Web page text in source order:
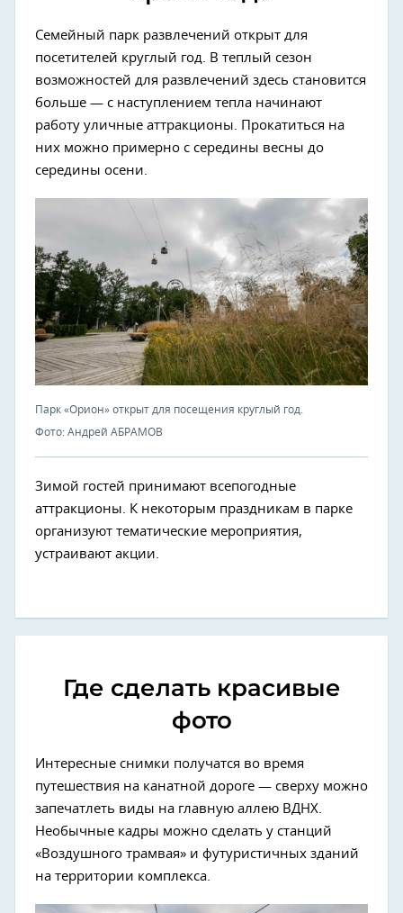
Семейный парк развлечений открыт для
посетителей круглый год. В теплый сезон
возможностей для развлечений здесь становится
больше — с наступлением тепла начинают
работу уличные аттракционы. Прокатиться на
них можно примерно с середины весны до
середины осени.
Парк «Орион» открыт для посещения круглый год.
Фото: Андрей АБРАМОВ
Зимой гостей принимают всепогодные
аттракционы. К некоторым праздникам в парке
организуют тематические мероприятия,
устраивают акции.
Где сделать красивые
фото
Интересные снимки получатся во время
путешествия на канатной дороге — сверху можно
запечатлеть виды на главную аллею ВДНХ.
Необычные кадры можно сделать у станций
«Воздушного трамвая» и футуристичных зданий
на территории комплекса.